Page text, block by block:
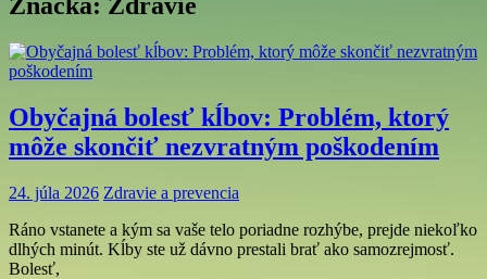
Obyčajná bolesť kĺbov: Problém, ktorý
môže skončiť nezvratným poškodením
24. júla 2026 Zdravie a prevencia
Ráno vstanete a kým sa vaše telo poriadne rozhýbe, prejde niekoľko
dlhých minút. Kĺby ste už dávno prestali brať ako samozrejmosť.
Bolesť,